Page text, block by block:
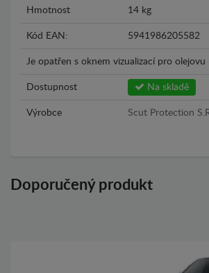
Hmotnost 14 kg
Kód EAN: 5941986205582
Je opatřen s oknem vizualizací pro olejovu
Dostupnost Na skladě
Výrobce Scut Protection
Doporučený produkt